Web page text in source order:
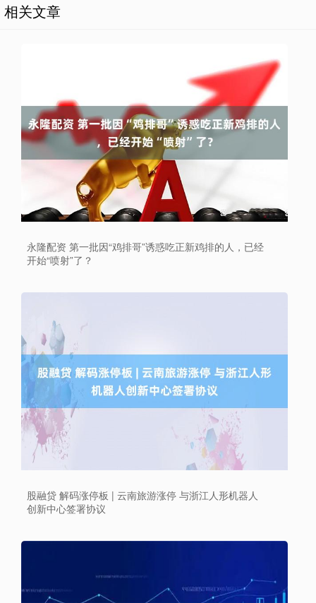
相关文章
永隆配资 第一批因“鸡排哥”诱惑吃正新鸡排的人，已经
开始“喷射”了？
股融贷 解码涨停板 | 云南旅游涨停 与浙江人形机器人
创新中心签署协议